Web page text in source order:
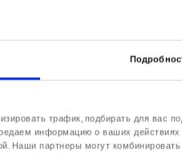
трафик, подбирать для вас
информацию о ваших
Наши партнеры могут
UNITI expo